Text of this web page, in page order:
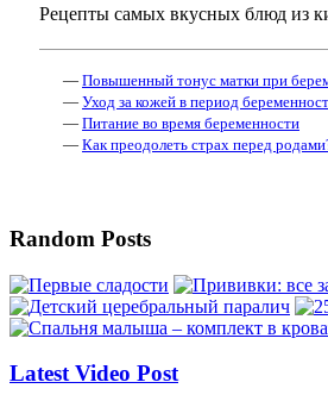
Рецепты самых вкусных блюд из
— Повышенный тонус матки при
— Уход за кожей в период
— Питание во время беременности
— Как преодолеть страх перед
Random Posts
Latest Video Post